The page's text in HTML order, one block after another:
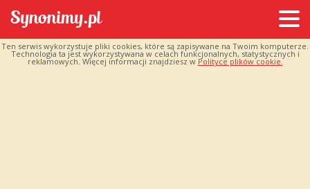
Ten serwis wykorzystuje pliki cookies, które są zapisywane na Twoim komputerze.
Technologia ta jest wykorzystywana w celach funkcjonalnych, statystycznych i
reklamowych. Więcej informacji znajdziesz w Polityce plików cookie.